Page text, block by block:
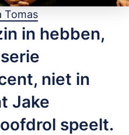
Tomas
in hebben,
niet in
Jake
speelt.